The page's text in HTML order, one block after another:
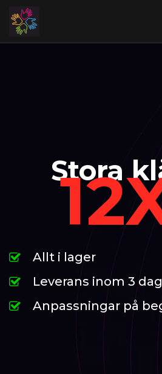
Stora
Allt i lager
Leverans inom 3
Anpassningar på